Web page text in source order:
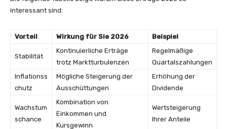
interessant sind:
Vorteil Wirkung für Sie 2026 Beispiel
Stabilität
Kontinuierliche Erträge
trotz Marktturbulenzen
Regelmäßige
Quartalszahlungen
Inflationss
chutz
Mögliche Steigerung der
Ausschüttungen
Erhöhung der
Dividende
Wachstum
schance
Kombination von
Einkommen und
Kursgewinn
Wertsteigerung
Ihrer Anteile